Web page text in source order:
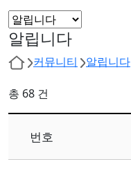
알립니다
커뮤니티 알립니다
총 68 건
번호